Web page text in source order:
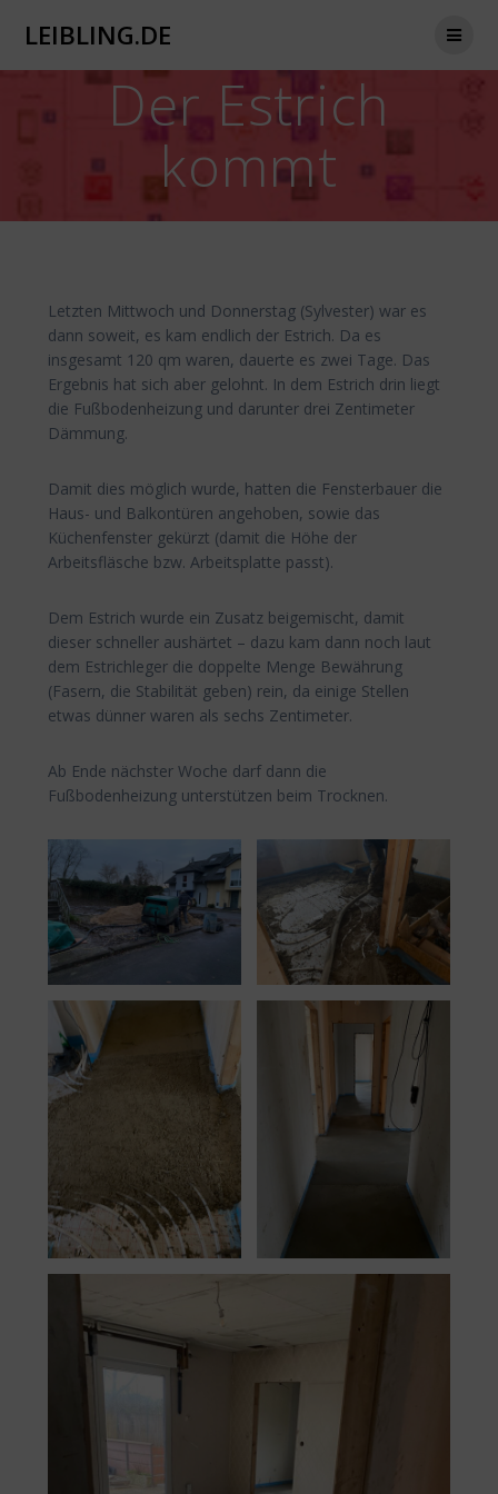
LEIBLING.DE
Der Estrich
kommt
Letzten Mittwoch und Donnerstag (Sylvester) war es
dann soweit, es kam endlich der Estrich. Da es
insgesamt 120 qm waren, dauerte es zwei Tage. Das
Ergebnis hat sich aber gelohnt. In dem Estrich drin liegt
die Fußbodenheizung und darunter drei Zentimeter
Dämmung.
Damit dies möglich wurde, hatten die Fensterbauer die
Haus- und Balkontüren angehoben, sowie das
Küchenfenster gekürzt (damit die Höhe der
Arbeitsfläsche bzw. Arbeitsplatte passt).
Dem Estrich wurde ein Zusatz beigemischt, damit
dieser schneller aushärtet – dazu kam dann noch laut
dem Estrichleger die doppelte Menge Bewährung
(Fasern, die Stabilität geben) rein, da einige Stellen
etwas dünner waren als sechs Zentimeter.
Ab Ende nächster Woche darf dann die
Fußbodenheizung unterstützen beim Trocknen.